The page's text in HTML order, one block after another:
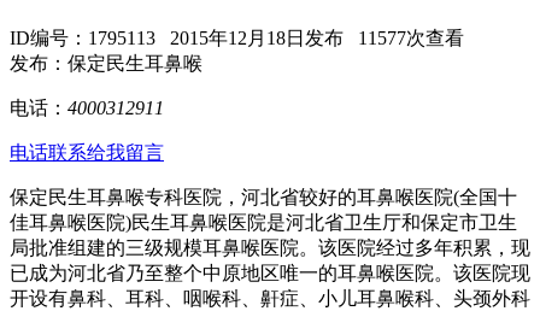
ID编号：1795113 2015年12月18日发布 11577次查看
发布：保定民生耳鼻喉
电话： 4000312911
电话联系给我留言
保定民生耳鼻喉专科医院，河北省较好的耳鼻喉医院(全国十
佳耳鼻喉医院)民生耳鼻喉医院是河北省卫生厅和保定市卫生
局批准组建的三级规模耳鼻喉医院。该医院经过多年积累，现
已成为河北省乃至整个中原地区唯一的耳鼻喉医院。该医院现
开设有鼻科、耳科、咽喉科、鼾症、小儿耳鼻喉科、头颈外科